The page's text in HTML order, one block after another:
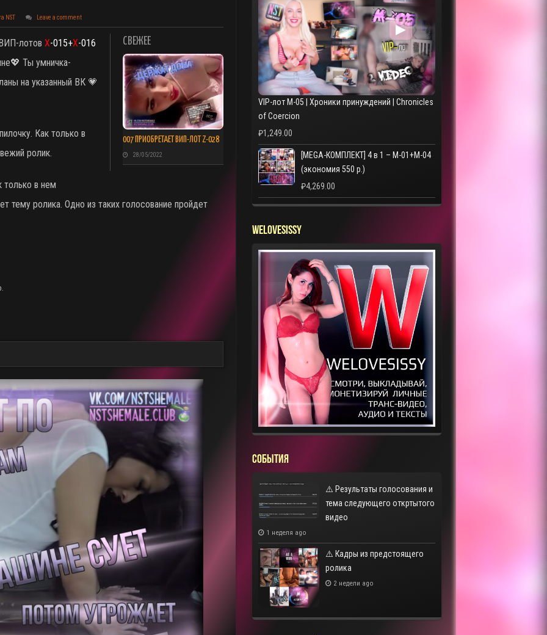
NST Leave a comment
СВЕЖЕЕ
007 ПРИОБРЕТАЕТ ВИП-ЛОТ Z-028
28/05/2022
лотов X-015+X-016
💖 Ты умничка-
на указанный ВК 💗
Как только в
ролик.
только в нем
тему ролика. Одно из таких голосование пройдет
▶
VIP-лот M-05 | Хроники принуждений | Chronicles
of Coercion
₽1,249.00
[MEGA-КОМПЛЕКТ] 4 в 1 – M-01+M-04
(экономия 550 р.)
₽4,269.00
WELOVESISSY
СОБЫТИЯ
⚠️ Результаты голосования и
тема следующего откртытого
видео
1 неделя ago
⚠️ Кадры из предстоящего
ролика
2 недели ago